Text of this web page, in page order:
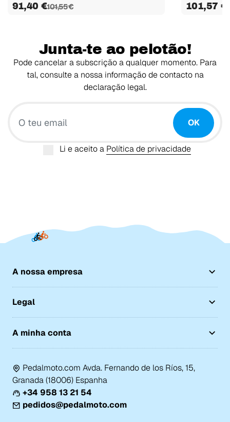
91,40 €101,55 € 101,57 €
Junta-te ao pelotão!
Pode cancelar a subscrição a qualquer momento. Para
tal, consulte a nossa informação de contacto na
declaração legal.
OK
Li e aceito a Política de privacidade
A nossa empresa
Legal
A minha conta
Pedalmoto.com Avda. Fernando de los Ríos, 15,
Granada (18006) Espanha
+34 958 13 21 54
pedidos@pedalmoto.com